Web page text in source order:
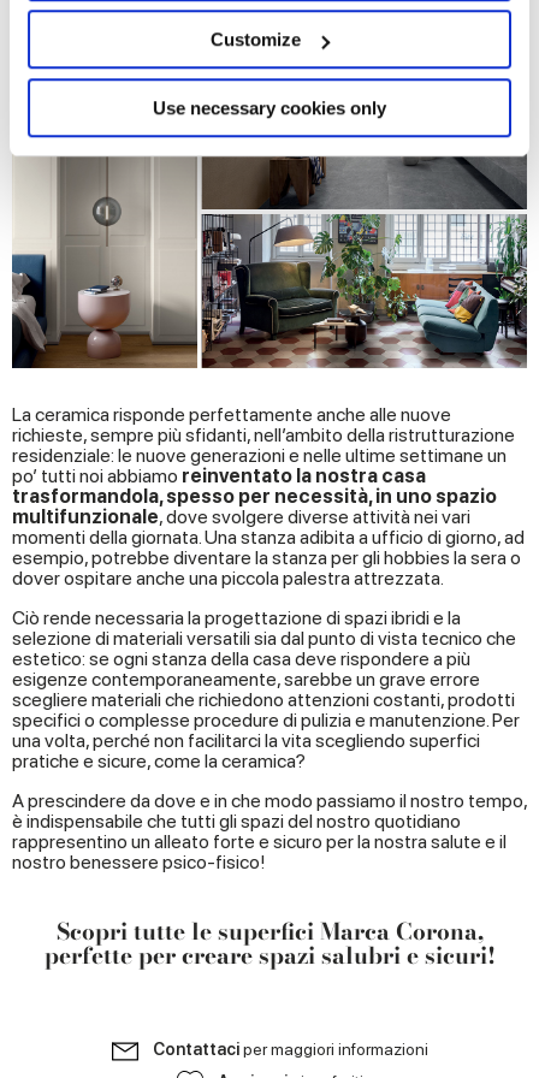
location which can be accurate to within several
Identify your device by actively scanning it for
specific characteristics (fingerprinting)
Find out more about how your personal data is processed
and set your preferences in thedetails section.
We use cookies to personalise content and ads, to
provide social media features and to analyse our traffic.
We also share information about your use of our site with
our social media, advertising and analytics partners who
may combine it with other information that you’ve
provided to them or that they’ve collected from your use
of their services.
Customize
Use necessary cookies only
La ceramica risponde perfettamente anche alle nuove
richieste, sempre più sfidanti, nell’ambito della ristrutturazione
residenziale: le nuove generazioni e nelle ultime settimane un
po’ tutti noi abbiamo reinventato la nostra casa
trasformandola, spesso per necessità, in uno spazio
multifunzionale, dove svolgere diverse attività nei vari
momenti della giornata. Una stanza adibita a ufficio di giorno, ad
esempio, potrebbe diventare la stanza per gli hobbies la sera o
dover ospitare anche una piccola palestra attrezzata.
Ciò rende necessaria la progettazione di spazi ibridi e la
selezione di materiali versatili sia dal punto di vista tecnico che
estetico: se ogni stanza della casa deve rispondere a più
esigenze contemporaneamente, sarebbe un grave errore
scegliere materiali che richiedono attenzioni costanti, prodotti
specifici o complesse procedure di pulizia e manutenzione. Per
una volta, perché non facilitarci la vita scegliendo superfici
pratiche e sicure, come la ceramica?
A prescindere da dove e in che modo passiamo il nostro tempo,
è indispensabile che tutti gli spazi del nostro quotidiano
rappresentino un alleato forte e sicuro per la nostra salute e il
nostro benessere psico-fisico!
Scopri tutte le superfici Marca Corona,
perfette per creare spazi salubri e sicuri!
Contattaciper maggiori informazioni